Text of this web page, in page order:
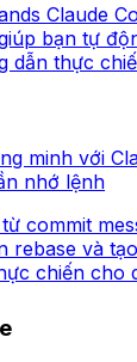
Claude
bạn tự
dẫn thực
minh với
nhớ lệnh
commit
rebase và
chiến cho